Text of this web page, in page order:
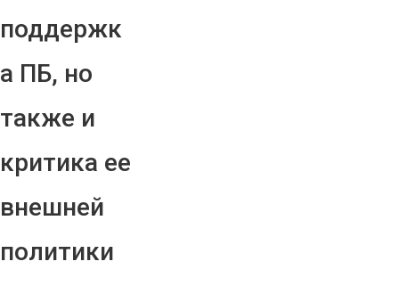
поддержк
а ПБ, но
также и
критика ее
внешней
политики